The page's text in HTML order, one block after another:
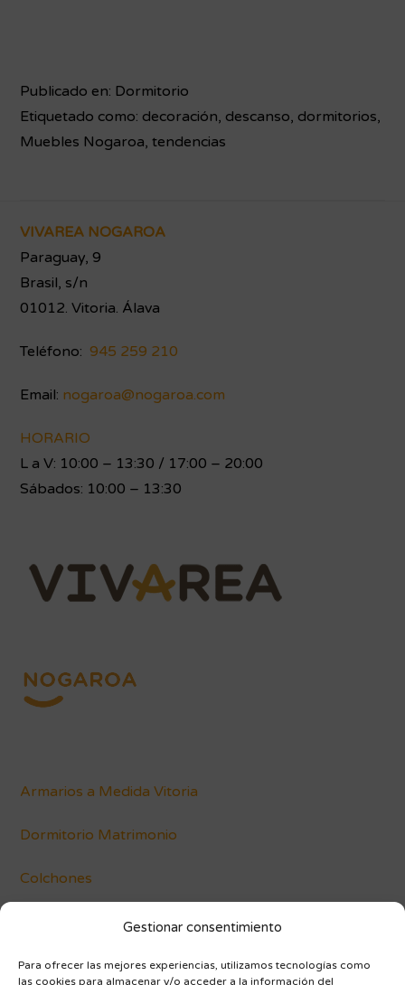
Gestionar consentimiento
Para ofrecer las mejores experiencias, utilizamos tecnologías como
las cookies para almacenar y/o acceder a la información del
Publicado en: Dormitorio
Etiquetado como: decoración, descanso, dormitorios,
Muebles Nogaroa,tendencias
Footer
VIVAREA NOGAROA
Paraguay, 9
Brasil, s/n
01012. Vitoria. Álava
Teléfono: 945 259 210
Email: nogaroa@nogaroa.com
HORARIO
L a V: 10:00 – 13:30 / 17:00 – 20:00
Sábados: 10:00 – 13:30
Armarios a Medida Vitoria
Dormitorio Matrimonio
Colchones
Blog